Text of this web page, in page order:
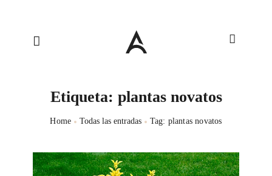
Etiqueta: plantas novatos
Home Todas las entradas Tag: plantas novatos